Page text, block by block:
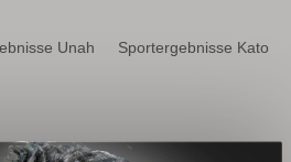
Unah Sportergebnisse Kato